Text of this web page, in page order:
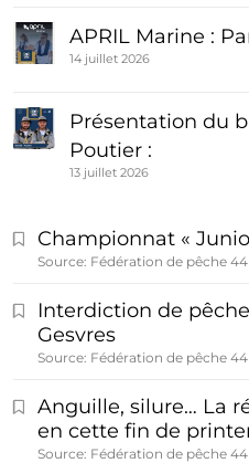
APRIL Marine :
14 juillet 2026
Présentation du
Poutier :
13 juillet 2026
Championnat «
Source: Fédération de pêche 44
Interdiction de
Gesvres
Source: Fédération de pêche 44
Anguille, silure… La
en cette fin de
Source: Fédération de pêche 44